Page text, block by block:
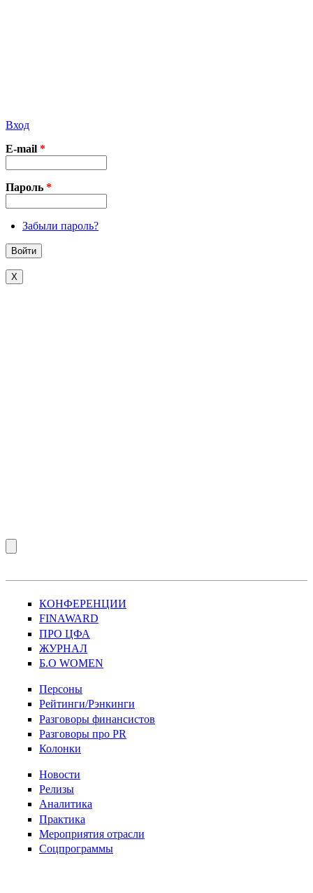
Вход
E-mail *
Пароль *
Забыли пароль?
X
КОНФЕРЕНЦИИ
FINAWARD
ПРО ЦФА
ЖУРНАЛ
Б.О WOMEN
Персоны
Рейтинги/Рэнкинги
Разговоры финансистов
Разговоры про PR
Колонки
Новости
Релизы
Аналитика
Практика
Мероприятия отрасли
Соцпрограммы